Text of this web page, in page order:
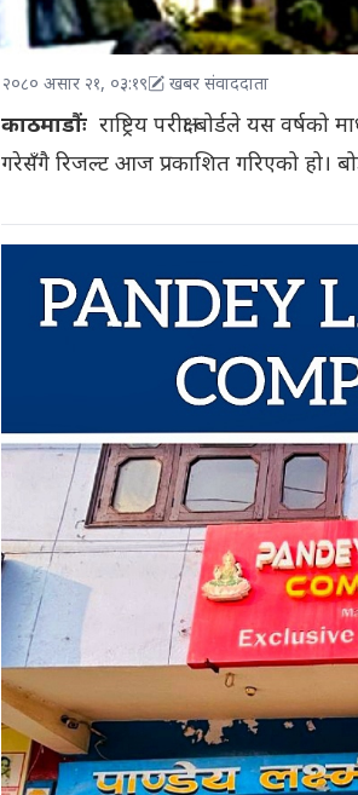
२०८० असार २१, ०३:१९ खबर संवाददाता
काठमाडौंः राष्ट्रिय परीक्षा बोर्डले यस
गरेसँगै रिजल्ट आज प्रकाशित गरिएको हो।